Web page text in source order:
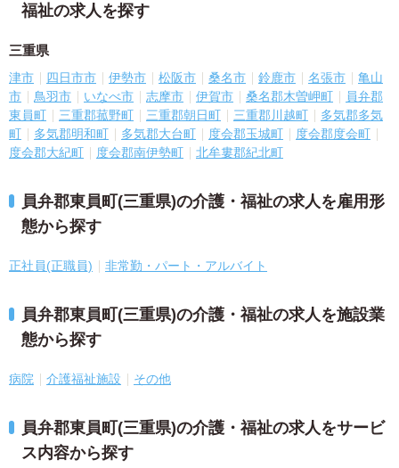
福祉の求人を探す
三重県
津市 四日市市 伊勢市 松阪市 桑名市 鈴鹿市 名張市
亀山
市
鳥羽市 いなべ市 志摩市 伊賀市 桑名郡木曽岬町
員弁郡
東員町
三重郡菰野町 三重郡朝日町 三重郡川越町
多気郡多気
町
多気郡明和町 多気郡大台町 度会郡玉城町
度会郡度会町
度会郡大紀町
度会郡南伊勢町 北牟婁郡紀北町
員弁郡東員町(三重県)の介護・福祉の求人を雇用形
態から探す
正社員(正職員) 非常勤・パート・アルバイト
員弁郡東員町(三重県)の介護・福祉の求人を施設業
態から探す
病院 介護福祉施設 その他
員弁郡東員町(三重県)の介護・福祉の求人をサービ
ス内容から探す